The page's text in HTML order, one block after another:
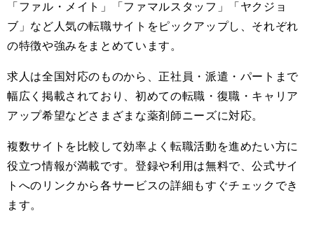
「ファル・メイト」「ファマルスタッフ」「ヤクジョ
ブ」など人気の転職サイトをピックアップし、それぞれ
の特徴や強みをまとめています。
求人は全国対応のものから、正社員・派遣・パートまで
幅広く掲載されており、初めての転職・復職・キャリア
アップ希望などさまざまな薬剤師ニーズに対応。
複数サイトを比較して効率よく転職活動を進めたい方に
役立つ情報が満載です。登録や利用は無料で、公式サイ
トへのリンクから各サービスの詳細もすぐチェックでき
ます。